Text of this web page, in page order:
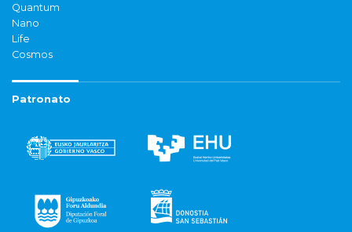
Quantum
Nano
Life
Cosmos
Patronato